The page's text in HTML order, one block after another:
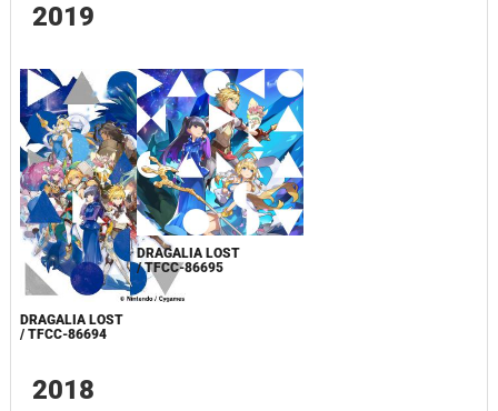
2019
DRAGALIA LOST
/ TFCC-86694
DRAGALIA LOST
/ TFCC-86695
2018